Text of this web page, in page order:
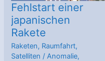
Fehlstart einer
japanischen
Rakete
Raketen, Raumfahrt,
Satelliten / Anomalie,